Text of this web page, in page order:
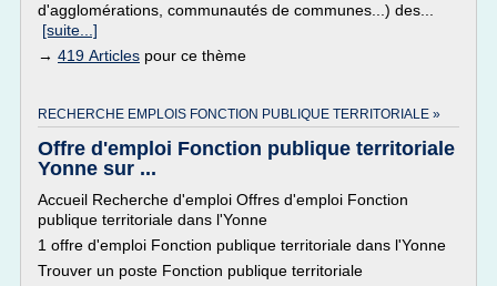
d'agglomérations, communautés de communes...) des...
[suite...]
→ 419 Articles pour ce thème
RECHERCHE EMPLOIS FONCTION PUBLIQUE TERRITORIALE »
Offre d'emploi Fonction publique territoriale
Yonne sur ...
Accueil Recherche d'emploi Offres d'emploi Fonction
publique territoriale dans l'Yonne
1 offre d'emploi Fonction publique territoriale dans l'Yonne
Trouver un poste Fonction publique territoriale